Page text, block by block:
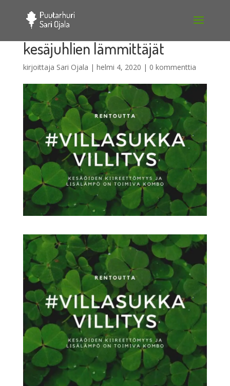
kesäjuhlien lämmittäjät
kirjoittaja Sari Ojala | helmi 4, 2020 | 0 kommenttia